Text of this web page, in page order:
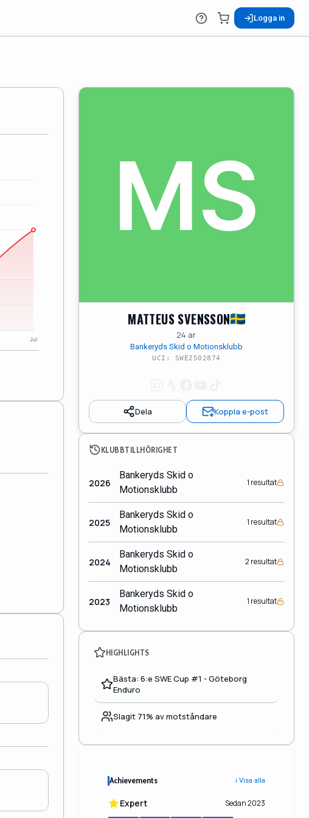
Logga in
MATTEUS SVENSSON
24 ar
Bankeryds Skid o Motionsklubb
UCI: SWE2502874
Dela Koppla e-post
KLUBBTILLHÖRIGHET
2026
Bankeryds Skid o
Motionsklubb
1 resultat
2025
Bankeryds Skid o
Motionsklubb
1 resultat
2024
Bankeryds Skid o
Motionsklubb
2 resultat
2023
Bankeryds Skid o
Motionsklubb
1 resultat
HIGHLIGHTS
Bästa: 6:e SWE Cup #1 - Göteborg
Enduro
Slagit 71% av motståndare
Achievements ℹ️ Visa alla
Expert Sedan 2023